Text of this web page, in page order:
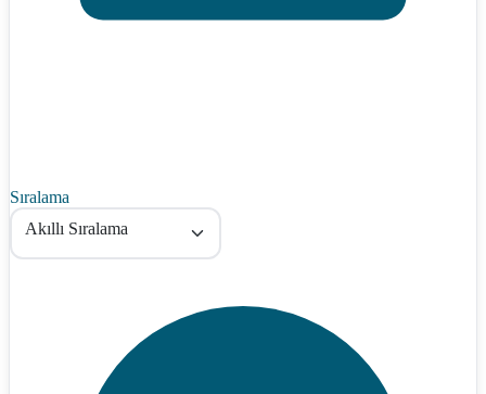
Sıralama
Akıllı Sıralama